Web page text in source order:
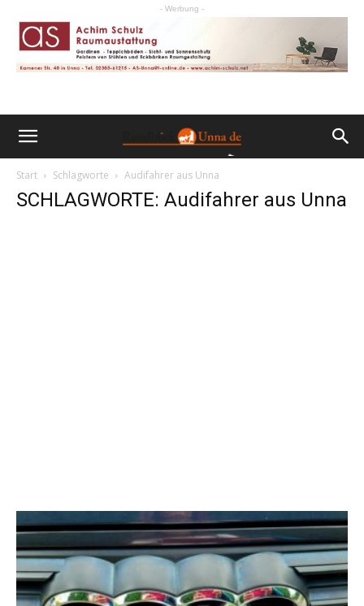
- Werbung -
Start Schlagworte Audifahrer aus Unna
SCHLAGWORTE: Audifahrer aus Unna